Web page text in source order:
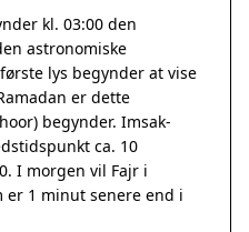
kl. 03:00 den
astronomiske
lys begynder at vise
er dette
begynder. Imsak-
ca. 10
I morgen vil Fajr i
er 1 minut senere end i